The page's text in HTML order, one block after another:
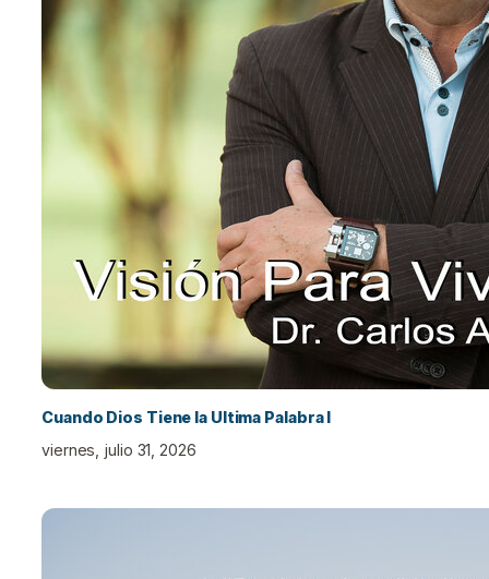
Cuando Dios Tiene la Ultima Palabra I
viernes, julio 31, 2026